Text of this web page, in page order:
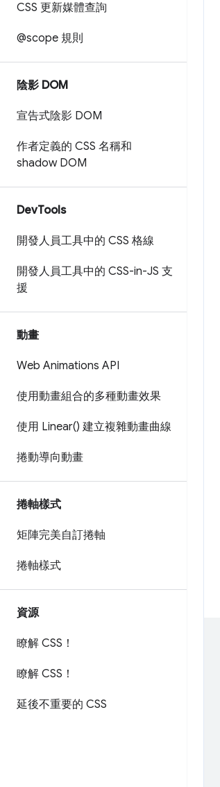
CSS 更新媒體查詢
@scope 規則
陰影 DOM
宣告式陰影 DOM
作者定義的 CSS 名稱和
shadow DOM
DevTools
開發人員工具中的 CSS 格線
開發人員工具中的 CSS-in-JS 支
援
動畫
Web Animations API
使用動畫組合的多種動畫效果
使用 Linear() 建立複雜動畫曲線
捲動導向動畫
捲軸樣式
矩陣完美自訂捲軸
捲軸樣式
資源
瞭解 CSS！
瞭解 CSS！
延後不重要的 CSS